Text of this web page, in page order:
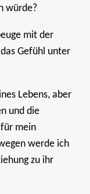
würde?
mit der
Gefühl unter
Lebens, aber
und die
mein
werde ich
zu ihr